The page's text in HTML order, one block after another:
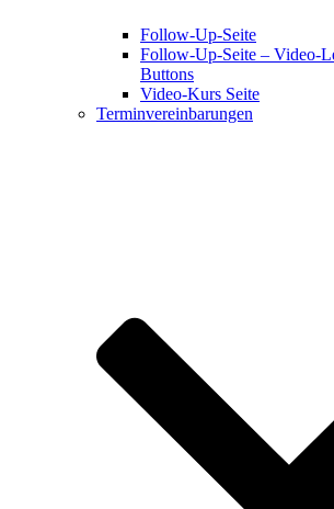
Follow-Up-Seite
Follow-Up-Seite – Video-
Buttons
Video-Kurs Seite
Terminvereinbarungen